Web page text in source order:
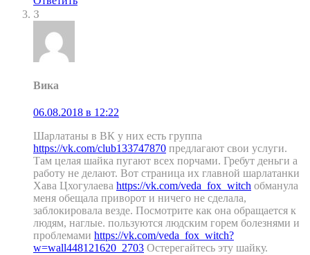
3
Вика
06.08.2018 в 12:22
Шарлатаны в ВК у них есть группа
https://vk.com/club133747870 предлагают свои услуги.
Там целая шайка пугают всех порчами. Гребут деньги а
работу не делают. Вот страница их главной шарлатанки
Хава Цхогулаева https://vk.com/veda_fox_witch обманула
меня обещала приворот и ничего не сделала,
заблокировала везде. Посмотрите как она обращается к
людям, наглые. пользуются людским горем болезнями и
проблемами https://vk.com/veda_fox_witch?
w=wall448121620_2703 Остерегайтесь эту шайку.